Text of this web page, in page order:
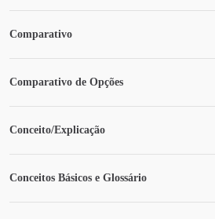
Comparativo
Comparativo de Opções
Conceito/Explicação
Conceitos Básicos e Glossário